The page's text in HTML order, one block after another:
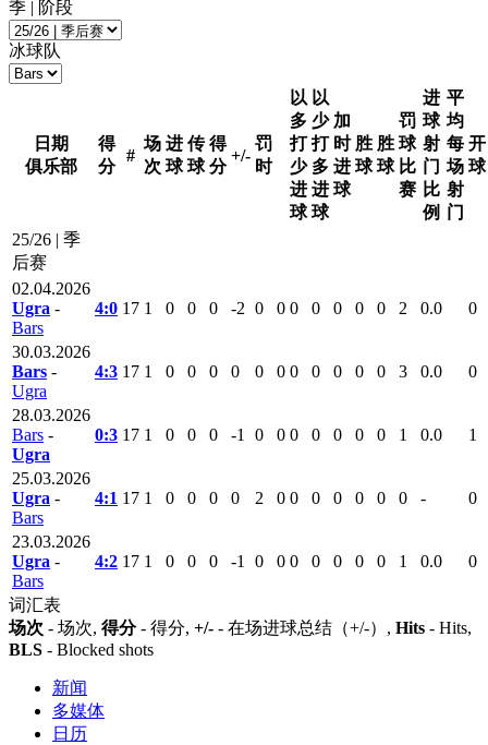
季 | 阶段
冰球队
日期
俱乐部
得
分
#
场
次
进
球
传
球
得
分
+/-
罚
时
以
多
打
少
进
球
以
少
打
多
进
球
加
时
进
球
胜
球
胜
球
罚
球
比
赛
进
球
射
门
比
例
平
均
每
场
射
门
开
球
25/26 | 季
后赛
02.04.2026
Ugra -
Bars
4:0 17 1 0 0 0 -2 0 0 0 0 0 0 0 2 0.0 0
30.03.2026
Bars -
Ugra
4:3 17 1 0 0 0 0 0 0 0 0 0 0 0 3 0.0 0
28.03.2026
Bars -
Ugra
0:3 17 1 0 0 0 -1 0 0 0 0 0 0 0 1 0.0 1
25.03.2026
Ugra -
Bars
4:1 17 1 0 0 0 0 2 0 0 0 0 0 0 0 - 0
23.03.2026
Ugra -
Bars
4:2 17 1 0 0 0 -1 0 0 0 0 0 0 0 1 0.0 0
词汇表
场次 - 场次, 得分- 得分, +/- - 在场进球总结（+/-）, Hits - Hits,
BLS - Blocked shots
新闻
多媒体
日历